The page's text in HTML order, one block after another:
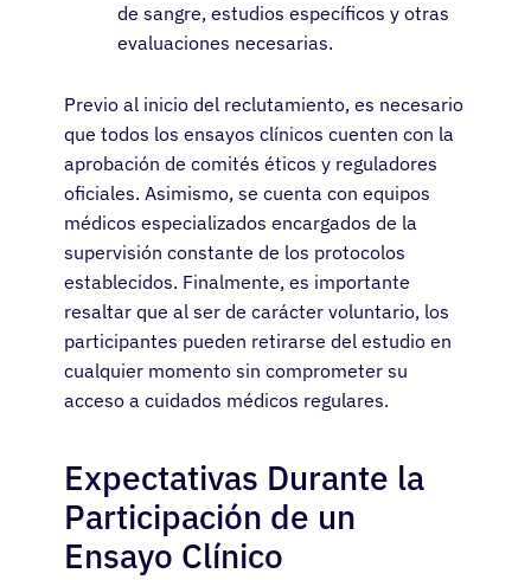
de sangre, estudios específicos y otras
evaluaciones necesarias.
Previo al inicio del reclutamiento, es necesario
que todos los ensayos clínicos cuenten con la
aprobación de comités éticos y reguladores
oficiales. Asimismo, se cuenta con equipos
médicos especializados encargados de la
supervisión constante de los protocolos
establecidos. Finalmente, es importante
resaltar que al ser de carácter voluntario, los
participantes pueden retirarse del estudio en
cualquier momento sin comprometer su
acceso a cuidados médicos regulares.
Expectativas Durante la
Participación de un
Ensayo Clínico